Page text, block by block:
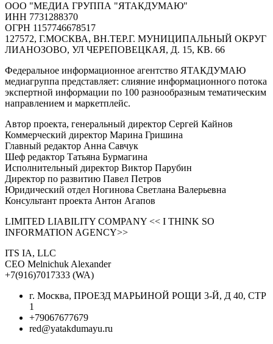
ООО "МЕДИА ГРУППА "ЯТАКДУМАЮ"
ИНН 7731288370
ОГРН 1157746678517
127572, Г.МОСКВА, ВН.ТЕР.Г. МУНИЦИПАЛЬНЫЙ ОКРУГ
ЛИАНОЗОВО, УЛ ЧЕРЕПОВЕЦКАЯ, Д. 15, КВ. 66
Федеральное информационное агентство ЯТАКДУМАЮ
медиагруппа представляет: слияние информационного потока
экспертной информации по 100 разнообразным тематическим
направлением и маркетплейс.
Автор проекта, генеральный директор Сергей Кайнов
Коммерческий директор Марина Гришина
Главный редактор Анна Савчук
Шеф редактор Татьяна Бурмагина
Исполнительный директор Виктор Парубин
Директор по развитию Павел Петров
Юридический отдел Ногинова Светлана Валерьевна
Консультант проекта Антон Агапов
LIMITED LIABILITY COMPANY << I THINK SO
INFORMATION AGENCY>>
ITS IA, LLC
CEO Melnichuk Alexander
+7(916)7017333 (WA)
г. Москва, ПРОЕЗД МАРЬИНОЙ РОЩИ 3-Й, Д 40, СТР
1
+79067677679
red@yatakdumayu.ru